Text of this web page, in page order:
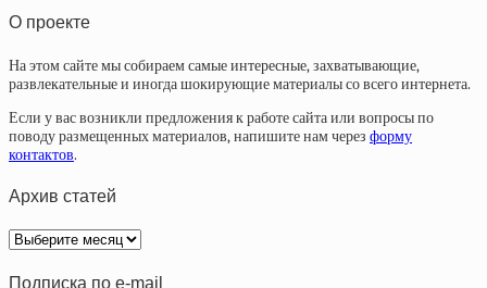
О проекте
На этом сайте мы собираем самые интересные, захватывающие,
развлекательные и иногда шокирующие материалы со всего интернета.
Если у вас возникли предложения к работе сайта или вопросы по
поводу размещенных материалов, напишите нам через форму
контактов.
Архив статей
Архив
статей
Подписка по e-mail